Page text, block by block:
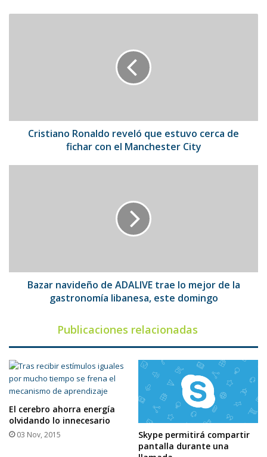
con
Cristiano Ronaldo reveló que estuvo cerca de
fichar con el Manchester City
la
gastronomía
Bazar navideño de ADALIVE trae lo mejor de la
gastronomía libanesa, este domingo
Publicaciones relacionadas
El cerebro ahorra energía
olvidando lo innecesario
03 Nov, 2015
Skype permitirá compartir
pantalla durante una